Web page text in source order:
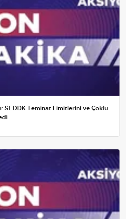
SEDDK Teminat Limitlerini ve Çoklu